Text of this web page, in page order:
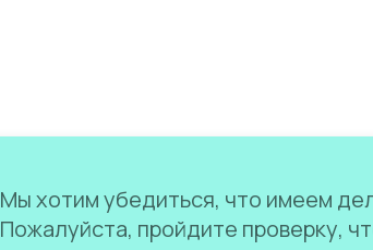
Мы хотим убедиться, что имеем
Пожалуйста, пройдите проверку,